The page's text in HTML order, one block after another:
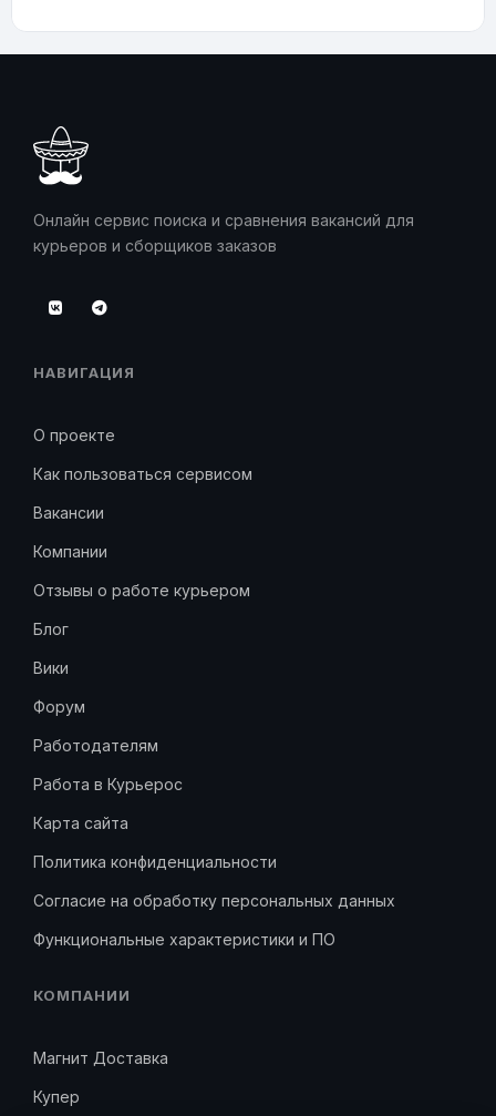
Онлайн сервис поиска и сравнения вакансий для
курьеров и сборщиков заказов
НАВИГАЦИЯ
О проекте
Как пользоваться сервисом
Вакансии
Компании
Отзывы о работе курьером
Блог
Вики
Форум
Работодателям
Работа в Курьерос
Карта сайта
Политика конфиденциальности
Согласие на обработку персональных данных
Функциональные характеристики и ПО
КОМПАНИИ
Магнит Доставка
Купер